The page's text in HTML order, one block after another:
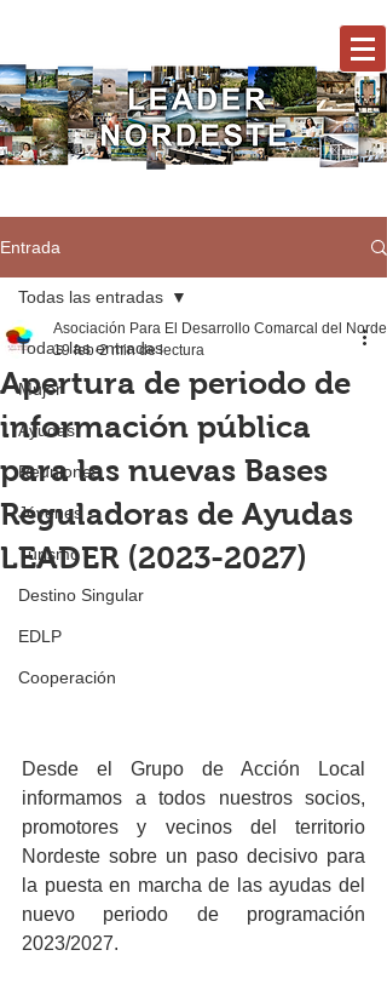
Entrada
Todas las entradas
Mujer
Ayudas
Reuniones
Jóvenes
Turismo
Destino Singular
EDLP
Cooperación
Todas las entradas
Apertura de periodo de
información pública
para las nuevas Bases
Reguladoras de Ayudas
LEADER (2023-2027)
Asociación Para El Desarrollo Comarcal del
19 feb 2 min de lectura
Desde el Grupo de Acción Local
informamos a todos nuestros socios,
promotores y vecinos del territorio
Nordeste sobre un paso decisivo para
la puesta en marcha de las ayudas del
nuevo periodo de programación
2023/2027.